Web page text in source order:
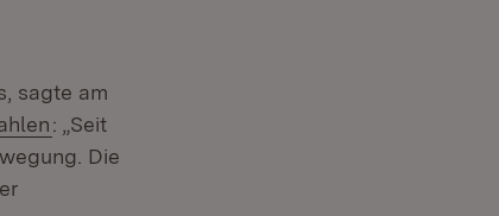
sagte am
(Öffnet in neuem Fenster)
: „Seit
Die